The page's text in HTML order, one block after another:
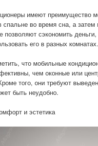
имеют преимущество
спальне во время сна, а
позволяют сэкономить
его в разных комнатах.
что мобильные
чем оконные или
того, они требуют
быть неудобно.
и эстетика